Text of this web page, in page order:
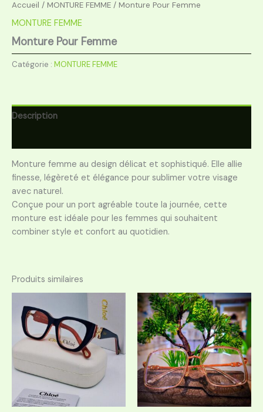
Accueil / MONTURE FEMME / Monture Pour Femme
MONTURE FEMME
Monture Pour Femme
Catégorie : MONTURE FEMME
Description
Monture femme au design délicat et sophistiqué. Elle allie
finesse, légèreté et élégance pour sublimer votre visage
avec naturel.
Conçue pour un port agréable toute la journée, cette
monture est idéale pour les femmes qui souhaitent
combiner style et confort au quotidien.
Produits similaires